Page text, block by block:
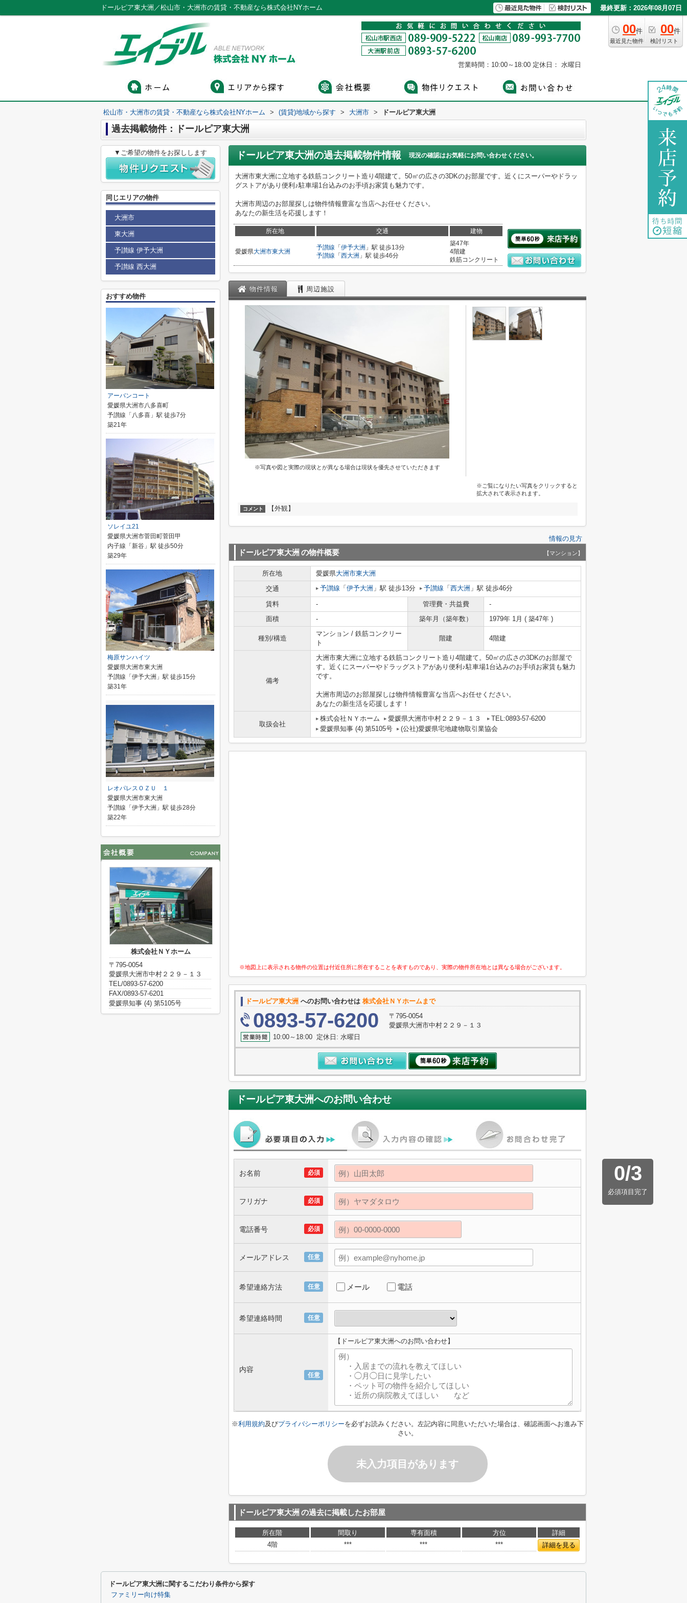
ドールピア東大洲／松山市・大洲市の賃貸・不動産なら株式会社NYホーム 最終更新：2026年08月07日
00件
最近見た物件
00件
検討リスト
営業時間：10:00～18:00 定休日： 水曜日
松山市・大洲市の賃貸・不動産なら株式会社NYホーム > (賃貸)地域から探す > 大洲市 > ドールピア東大洲
過去掲載物件：ドールピア東大洲
ドールピア東大洲の過去掲載物件情報 現況の確認はお気軽にお問い合わせください。
大洲市東大洲に立地する鉄筋コンクリート造り4階建て。50㎡の広さの3DKのお部屋です。近くにスーパーやドラッ
グストアがあり便利♪駐車場1台込みのお手頃お家賃も魅力です。
大洲市周辺のお部屋探しは物件情報豊富な当店へお任せください。
あなたの新生活を応援します！
所在地 交通 建物
愛媛県大洲市東大洲
予讃線 「 伊予大洲 」駅 徒歩13分
予讃線 「 西大洲 」駅 徒歩46分
築47年
4階建
鉄筋コンクリート
物件情報 周辺施設
※写真や図と実際の現状とが異なる場合は現状を優先させていただきます
※ご覧になりたい写真をクリックすると
拡大されて表示されます。
コメント 【外観】
情報の見方
ドールピア東大洲 の物件概要 【マンション】
所在地 愛媛県大洲市東大洲
交通
予讃線 「 伊予大洲 」駅 徒歩13分 予讃線 「 西大洲 」駅 徒歩46分
賃料 - 管理費・共益費
-
面積
- 築年月（築年数） 1979年 1月 ( 築47年 )
種別/構造
マンション / 鉄筋コンクリー
ト
階建 4階建
備考
大洲市東大洲に立地する鉄筋コンクリート造り4階建て。50㎡の広さの3DKのお部屋で
す。近くにスーパーやドラッグストアがあり便利♪駐車場1台込みのお手頃お家賃も魅力
です。
大洲市周辺のお部屋探しは物件情報豊富な当店へお任せください。
あなたの新生活を応援します！
取扱会社
株式会社ＮＹホーム 愛媛県大洲市中村２２９－１３
TEL:0893-57-6200
愛媛県知事 (4) 第5105号
(公社)愛媛県宅地建物取引業協会
※地図上に表示される物件の位置は付近住所に所在することを表すものであり、実際の物件所在地とは異なる場合がございます。
ドールピア東大洲 へのお問い合わせは 株式会社ＮＹホームまで
0893-57-6200
〒795-0054
愛媛県大洲市中村２２９－１３
10:00～18:00 定休日: 水曜日
ドールピア東大洲へのお問い合わせ
0/3
必須項目完了
必須
お名前
必須
フリガナ
必須
電話番号
任意
メールアドレス
任意
希望連絡方法 メール 電話
任意
希望連絡時間
任意
内容
【ドールピア東大洲へのお問い合わせ】
※利用規約及びプライバシーポリシーを必ずお読みください。左記内容に同意いただいた場合は、確認画面へお進み下
さい。
未入力項目があります
ドールピア東大洲 の過去に掲載したお部屋
所在階 間取り 専有面積 方位
詳細
4階
*** *** *** 詳細を見る
▼ご希望の物件をお探しします
同じエリアの物件
大洲市
東大洲
予讃線 伊予大洲
予讃線 西大洲
おすすめ物件
アーバンコート
愛媛県大洲市八多喜町
予讃線「八多喜」駅 徒歩7分
築21年
ソレイユ21
愛媛県大洲市菅田町菅田甲
内子線「新谷」駅 徒歩50分
築29年
梅原サンハイツ
愛媛県大洲市東大洲
予讃線「伊予大洲」駅 徒歩15分
築31年
レオパレスＯＺＵ １
愛媛県大洲市東大洲
予讃線「伊予大洲」駅 徒歩28分
築22年
株式会社ＮＹホーム
〒795-0054
愛媛県大洲市中村２２９－１３
TEL/0893-57-6200
FAX/0893-57-6201
愛媛県知事 (4) 第5105号
ドールピア東大洲に関するこだわり条件から探す
ファミリー向け特集